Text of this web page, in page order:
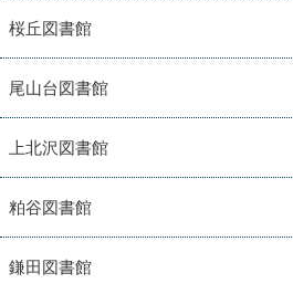
桜丘図書館
尾山台図書館
上北沢図書館
粕谷図書館
鎌田図書館